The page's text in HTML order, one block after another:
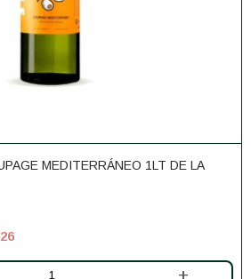
MEDITERRÁNEO 1LT DE LA
+